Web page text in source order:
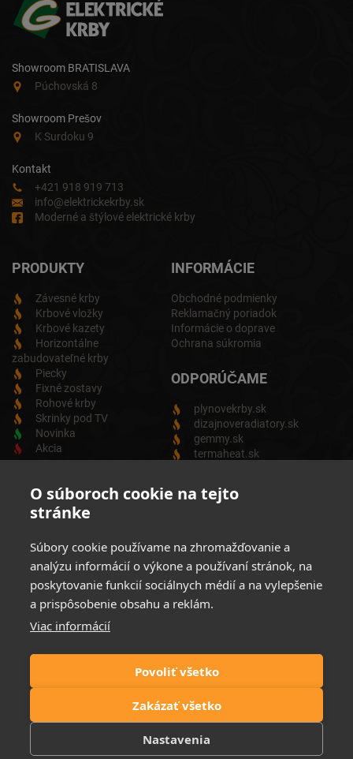
O súboroch cookie na tejto
stránke
Súbory cookie používame na zhromažďovanie a
analýzu informácií o výkone a používaní stránok, na
poskytovanie funkcií sociálnych médií a na vylepšenie
a prispôsobenie obsahu a reklám.
Viac informácií
Povoliť všetko
Zakázať všetko
Nastavenia
Showroom BRATISLAVA
Púchovská 8
Showroom Prešov
K Surdoku 9
Kontakt
+421 918 919 713
info@elektrickekrby.sk
Moderné a štýlové elektrické krby
PRODUKTY
Závesné krby
Krbové vložky
Krbové kazety
Horizontálne
zabudovateľné krby
Piecky
Fixné zostavy
Rohové krby
Skrinky pod TV
Novinka
Akcia
INFORMÁCIE
Obchodné podmienky
Reklamačný poriadok
Informácie o doprave
Ochrana súkromia
ODPORÚČAME
plynovekrby.sk
dizajnoveradiatory.sk
gemmy.sk
termaheat.sk
ODBER NEWSLETTRA
Zadajte svoju e-mailovú adresu a budete vždy informovaný o
Elektrických produktov.
Súhlasim so spracovaním osobných údajov